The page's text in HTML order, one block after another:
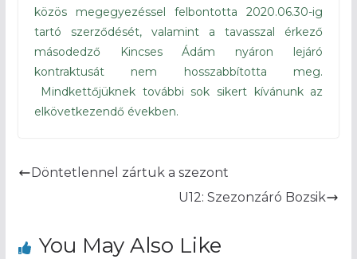
közös megegyezéssel felbontotta 2020.06.30-ig
tartó szerződését, valamint a tavasszal érkező
másodedző Kincses Ádám nyáron lejáró
kontraktusát nem hosszabbította meg.
Mindkettőjüknek további sok sikert kívánunk az
elkövetkezendő években.
Döntetlennel zártuk a szezont
U12: Szezonzáró Bozsik
You May Also Like